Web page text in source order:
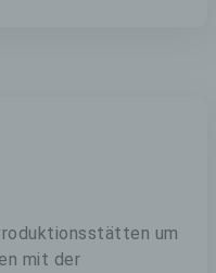
um
mit der
Buschard